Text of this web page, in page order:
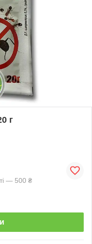
г
— 500 ₴